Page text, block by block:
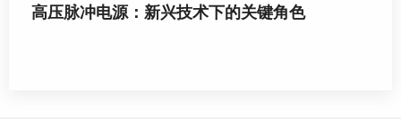
高压脉冲电源：新兴技术下的关键角色